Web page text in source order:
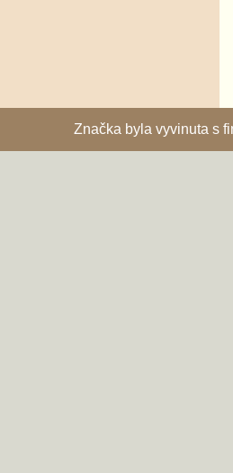
Značka byla vyvinuta s